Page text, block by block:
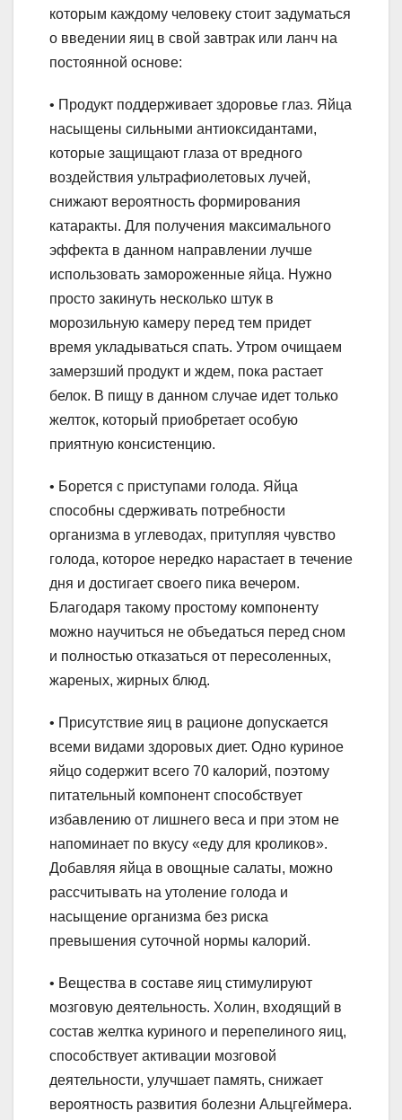
которым каждому человеку стоит задуматься
о введении яиц в свой завтрак или ланч на
постоянной основе:
• Продукт поддерживает здоровье глаз. Яйца
насыщены сильными антиоксидантами,
которые защищают глаза от вредного
воздействия ультрафиолетовых лучей,
снижают вероятность формирования
катаракты. Для получения максимального
эффекта в данном направлении лучше
использовать замороженные яйца. Нужно
просто закинуть несколько штук в
морозильную камеру перед тем придет
время укладываться спать. Утром очищаем
замерзший продукт и ждем, пока растает
белок. В пищу в данном случае идет только
желток, который приобретает особую
приятную консистенцию.
• Борется с приступами голода. Яйца
способны сдерживать потребности
организма в углеводах, притупляя чувство
голода, которое нередко нарастает в течение
дня и достигает своего пика вечером.
Благодаря такому простому компоненту
можно научиться не объедаться перед сном
и полностью отказаться от пересоленных,
жареных, жирных блюд.
• Присутствие яиц в рационе допускается
всеми видами здоровых диет. Одно куриное
яйцо содержит всего 70 калорий, поэтому
питательный компонент способствует
избавлению от лишнего веса и при этом не
напоминает по вкусу «еду для кроликов».
Добавляя яйца в овощные салаты, можно
рассчитывать на утоление голода и
насыщение организма без риска
превышения суточной нормы калорий.
• Вещества в составе яиц стимулируют
мозговую деятельность. Холин, входящий в
состав желтка куриного и перепелиного яиц,
способствует активации мозговой
деятельности, улучшает память, снижает
вероятность развития болезни Альцгеймера.